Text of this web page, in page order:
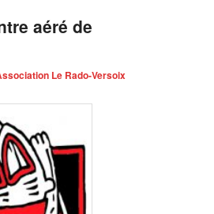
aéré de
Le Rado-Versoix